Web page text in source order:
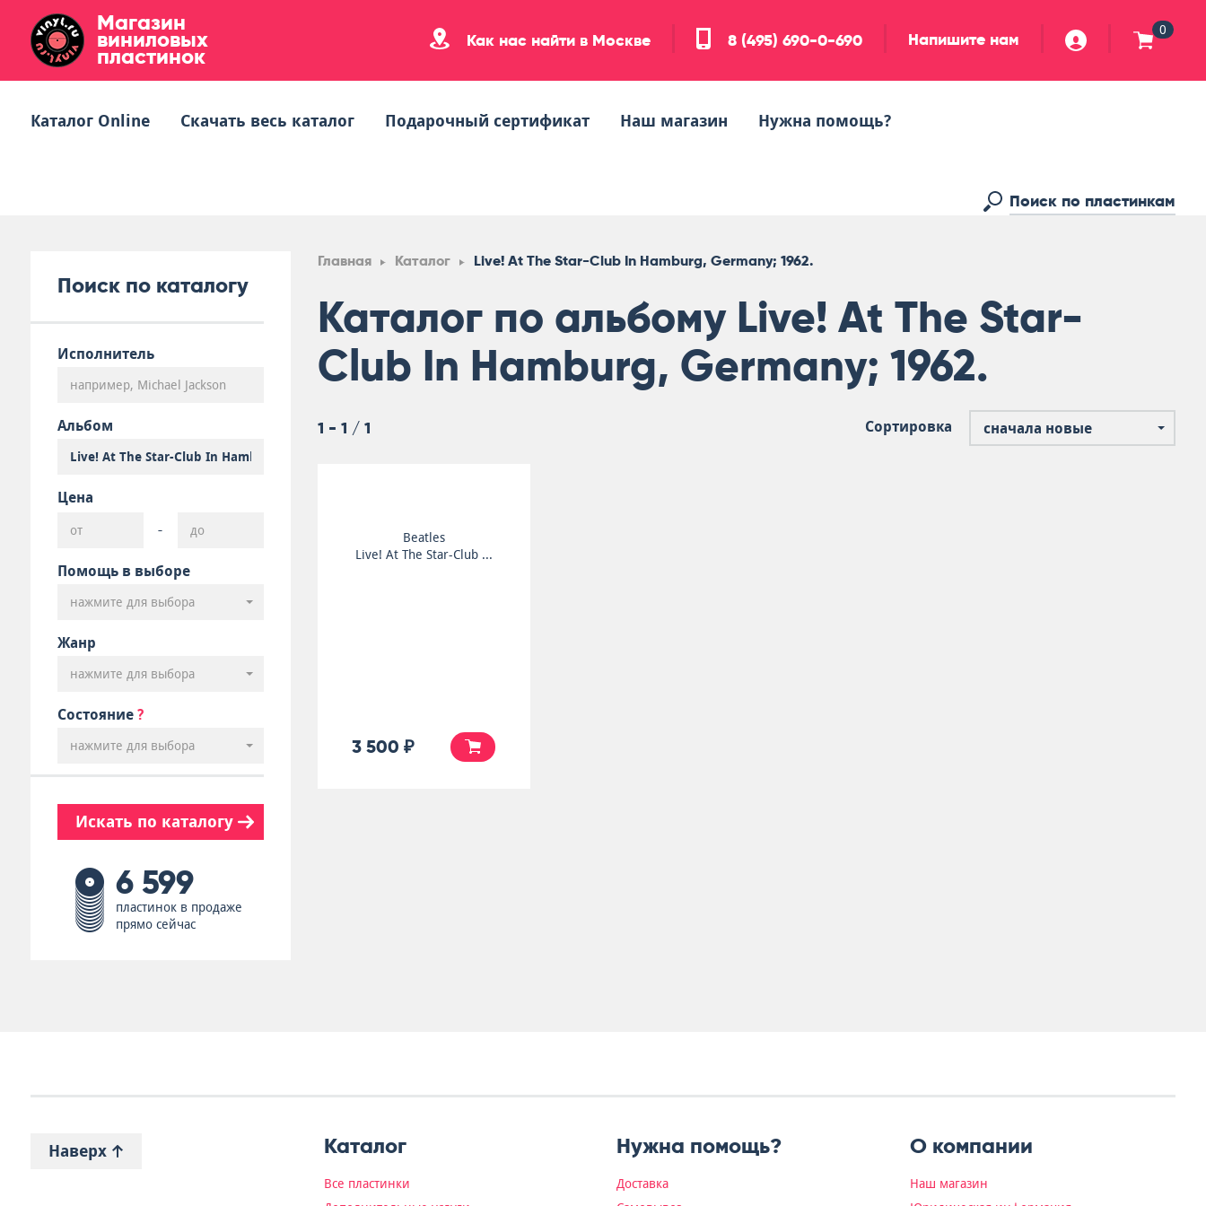
Магазин
виниловых
пластинок
Как нас найти в Москве 8 (495) 690-0-690 Напишите нам 0
Каталог Online Скачать весь каталог Подарочный сертификат Наш магазин Нужна помощь?
Поиск по каталогу
Исполнитель
Альбом
Цена
-
Помощь в выборе
нажмите для выбора
Жанр
нажмите для выбора
Состояние ?
нажмите для выбора
Искать по каталогу
6 599
пластинок в продаже
прямо сейчас
Главная Каталог Live! At The Star-Club In Hamburg, Germany; 1962.
Каталог по альбому Live! At The Star-
Club In Hamburg, Germany; 1962.
1 - 1 / 1 Сортировка сначала новые
Beatles
Live! At The Star-Club ...
3 500 ₽
Наверх Каталог
Все пластинки
Нужна помощь?
Доставка
О компании
Наш магазин